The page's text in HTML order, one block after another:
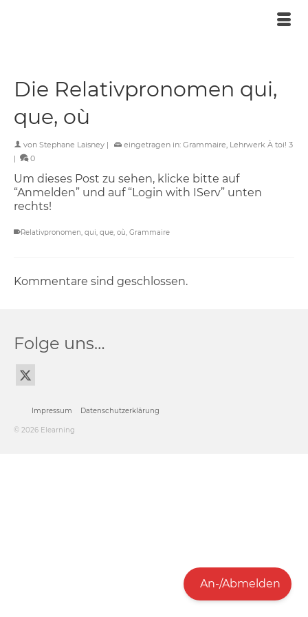
Die Relativpronomen qui,
que, où
von Stephane Laisney | eingetragen in: Grammaire, Lehrwerk À toi! 3
|
0
Um dieses Post zu sehen, klicke bitte auf
“Anmelden” und auf “Login with IServ” unten
rechts!
Relativpronomen, qui, que, où, Grammaire
Kommentare sind geschlossen.
Folge uns…
Impressum Datenschutzerklärung
© 2026 Elearning
An-/Abmelden